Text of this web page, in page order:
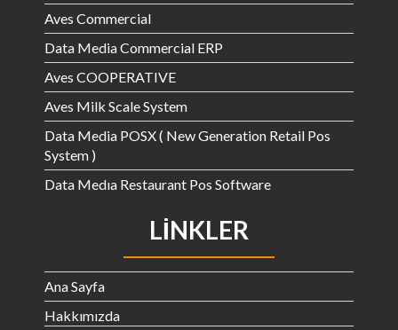
Aves Commercial
Data Media Commercial ERP
Aves COOPERATIVE
Aves Milk Scale System
Data Media POSX ( New Generation Retail Pos
System )
Data Medıa Restaurant Pos Software
LINKLER
Ana Sayfa
Hakkımızda